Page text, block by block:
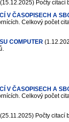
(15.12.2025) Počty citací
V ČASOPISECH A
Celkový počet
COMPUTER
V ČASOPISECH A
Celkový počet
(25.11.2025) Počty citací